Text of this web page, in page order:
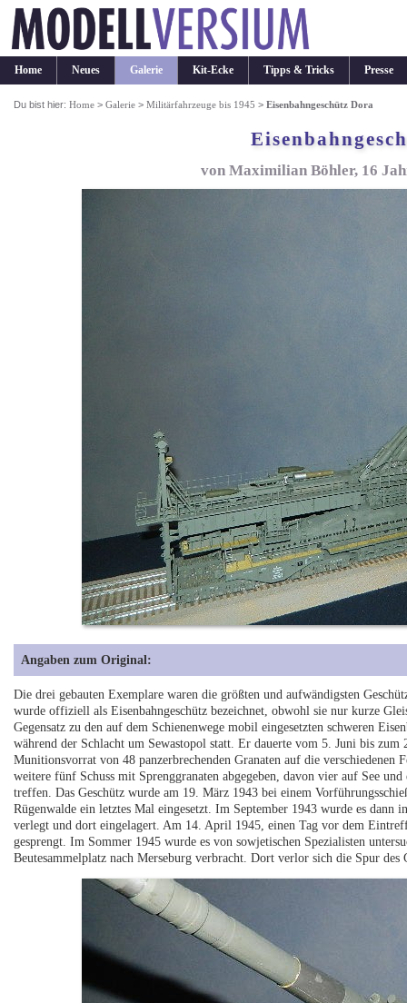
Home Neues Galerie Kit-Ecke Tipps & Tricks Presse
Du bist hier:Home >Galerie >Militärfahrzeuge bis 1945 >Eisenbahngeschütz Dora
von Maximilian Böhler, 16
Angaben zum Original:
Die drei gebauten Exemplare waren die größten und aufwändigsten
wurde offiziell als Eisenbahngeschütz bezeichnet, obwohl sie nur kurze
Gegensatz zu den auf dem Schienenwege mobil eingesetzten schweren
während der Schlacht um Sewastopol statt. Er dauerte vom 5. Juni bis
Munitionsvorrat von 48 panzerbrechenden Granaten auf die verschiedenen
weitere fünf Schuss mit Sprenggranaten abgegeben, davon vier auf See
treffen. Das Geschütz wurde am 19. März 1943 bei einem
Rügenwalde ein letztes Mal eingesetzt. Im September 1943 wurde es dann
verlegt und dort eingelagert. Am 14. April 1945, einen Tag vor dem
gesprengt. Im Sommer 1945 wurde es von sowjetischen Spezialisten
Beutesammelplatz nach Merseburg verbracht. Dort verlor sich die Spur des